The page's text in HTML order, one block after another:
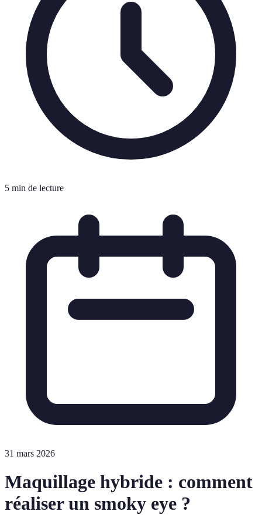
5 min de lecture
31 mars 2026
Maquillage hybride : comment
réaliser un smoky eye ?